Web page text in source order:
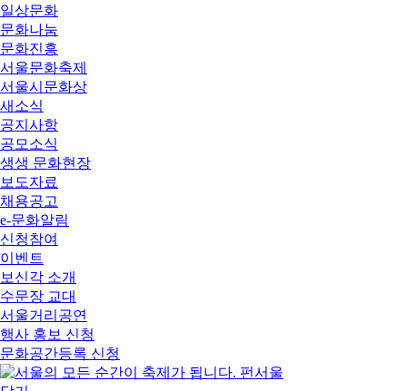
일상문화
문화나눔
문화진흥
서울문화축제
서울시문화상
새소식
공지사항
공모소식
생생 문화현장
보도자료
채용공고
e-문화알림
신청참여
이벤트
보신각 소개
수문장 교대
서울거리공연
행사 홍보 신청
문화공간등록 신청